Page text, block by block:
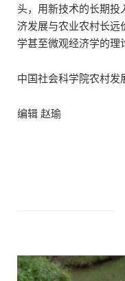
头，用新技术的长期投
济发展与农业农村长远
学甚至微观经济学的理
中国社会科学院农村
编辑 赵瑜